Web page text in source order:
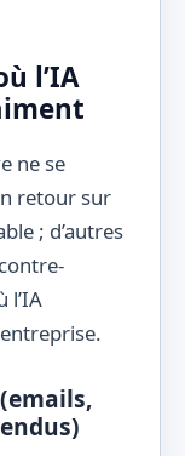
l’IA
ne se
retour sur
; d’autres
l’IA